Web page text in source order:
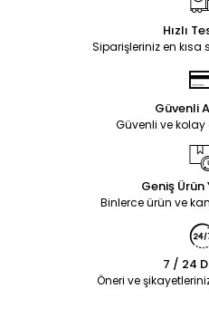
Hızlı
Siparişleriniz en kısa
Güvenli
Güvenli ve
Geniş
Binlerce ürün ve
7 / 24
Öneri ve